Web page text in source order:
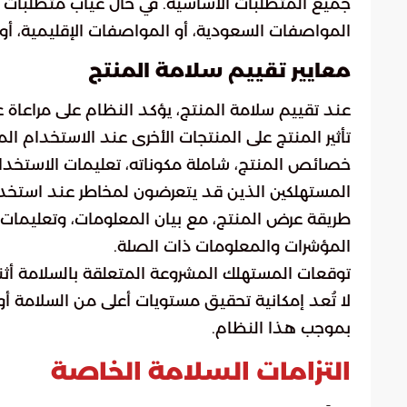
جميع المتطلبات الأساسية. في حال غياب متطلبات
المواصفات السعودية، أو المواصفات الإقليمية،
معايير تقييم سلامة المنتج
عند تقييم سلامة المنتج، يؤكد النظام على
تأثير المنتج على المنتجات الأخرى عند الاستخدام
خصائص المنتج، شاملة مكوناته، تعليمات
المستهلكين الذين قد يتعرضون لمخاطر عند
طريقة عرض المنتج، مع بيان المعلومات،
المؤشرات والمعلومات ذات الصلة.
توقعات المستهلك المشروعة المتعلقة بالسلامة
لا تُعد إمكانية تحقيق مستويات أعلى من السلامة
بموجب هذا النظام.
التزامات السلامة الخاصة